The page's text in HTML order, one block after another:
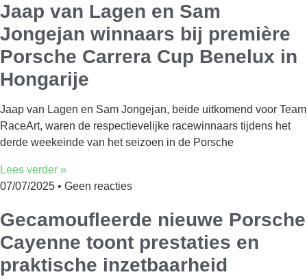
Jaap van Lagen en Sam
Jongejan winnaars bij première
Porsche Carrera Cup Benelux in
Hongarije
Jaap van Lagen en Sam Jongejan, beide uitkomend voor Team
RaceArt, waren de respectievelijke racewinnaars tijdens het
derde weekeinde van het seizoen in de Porsche
Lees verder »
07/07/2025
Geen reacties
Gecamoufleerde nieuwe Porsche
Cayenne toont prestaties en
praktische inzetbaarheid